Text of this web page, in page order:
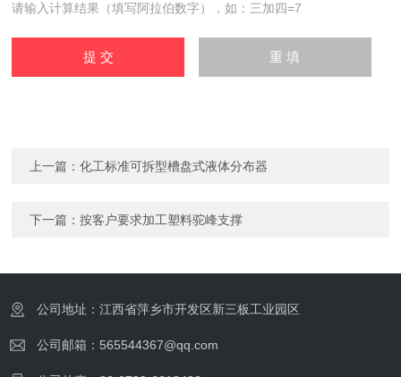
请输入计算结果（填写阿拉伯数字），如：三加四=7
上一篇：化工标准可拆型槽盘式液体分布器
下一篇：按客户要求加工塑料驼峰支撑
公司地址：江西省萍乡市开发区新三板工业园区
公司邮箱：565544367@qq.com